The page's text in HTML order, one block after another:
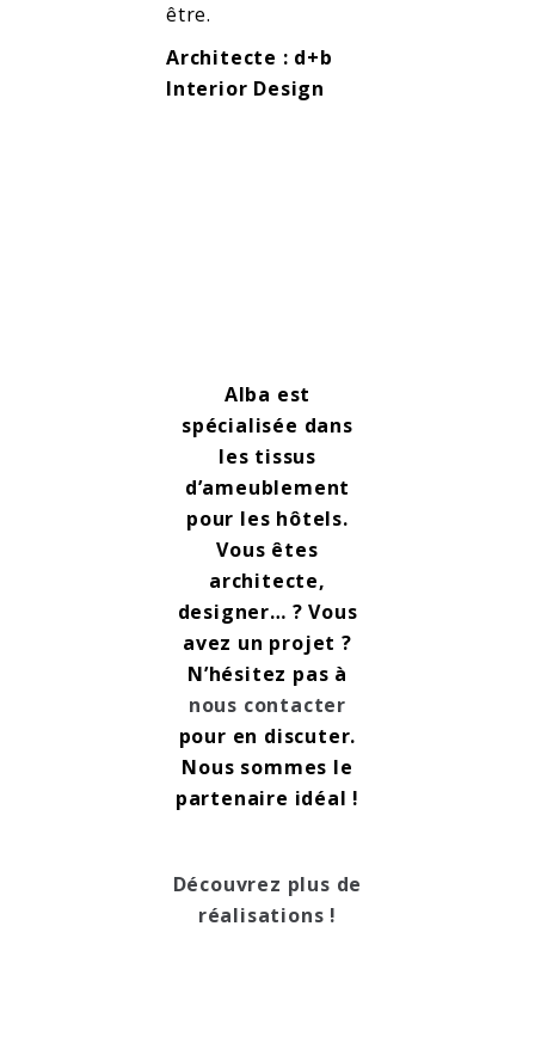
être.
Architecte : d+b
Interior Design
Alba est
spécialisée dans
les tissus
d’ameublement
pour les hôtels.
Vous êtes
architecte,
designer… ? Vous
avez un projet ?
N’hésitez pas à
nous contacter
pour en discuter.
Nous sommes le
partenaire idéal !
Découvrez plus de
réalisations !